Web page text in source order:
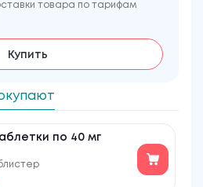
товара по тарифам
Купить
по 40 мг